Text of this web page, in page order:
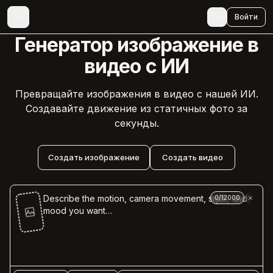
Войти
Генератор изображение в
видео с ИИ
Превращайте изображения в видео с нашей ИИ.
Создавайте движение из статичных фото за
секунды.
Создать изображение Создать видео
0/12000